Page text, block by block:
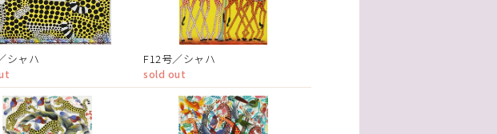
シャハ F12号／シャハ
sold out